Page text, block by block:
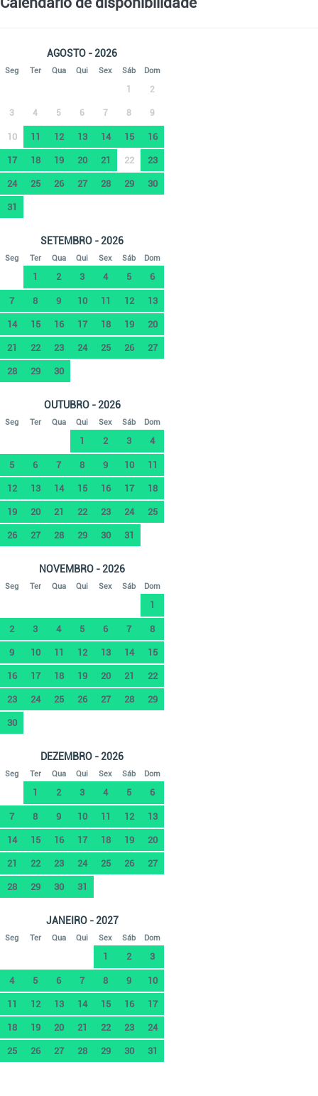
AGOSTO - 2026
Seg Ter Qua Qui Sex Sáb Dom
1 2
3 4 5 6 7 8 9
10 11 12 13 14 15 16
17 18 19 20 21 22 23
24 25 26 27 28 29 30
31
SETEMBRO - 2026
Seg Ter Qua Qui Sex Sáb Dom
1 2 3 4 5 6
7 8 9 10 11 12 13
14 15 16 17 18 19 20
21 22 23 24 25 26 27
28 29 30
OUTUBRO - 2026
Seg Ter Qua Qui Sex Sáb Dom
1 2 3 4
5 6 7 8 9 10 11
12 13 14 15 16 17 18
19 20 21 22 23 24 25
26 27 28 29 30 31
NOVEMBRO - 2026
Seg Ter Qua Qui Sex Sáb Dom
1
2 3 4 5 6 7 8
9 10 11 12 13 14 15
16 17 18 19 20 21 22
23 24 25 26 27 28 29
30
DEZEMBRO - 2026
Seg Ter Qua Qui Sex Sáb Dom
1 2 3 4 5 6
7 8 9 10 11 12 13
14 15 16 17 18 19 20
21 22 23 24 25 26 27
28 29 30 31
JANEIRO - 2027
Seg Ter Qua Qui Sex Sáb Dom
1 2 3
4 5 6 7 8 9 10
11 12 13 14 15 16 17
18 19 20 21 22 23 24
25 26 27 28 29 30 31